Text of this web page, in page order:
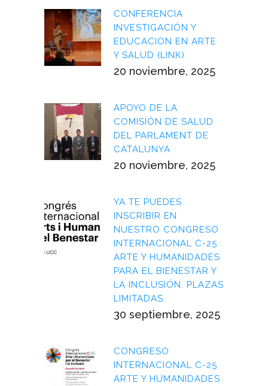
CONFERENCIA
INVESTIGACIÓN Y
EDUCACION EN ARTE
Y SALUD (LINK)
20 noviembre, 2025
APOYO DE LA
COMISIÓN DE SALUD
DEL PARLAMENT DE
CATALUNYA
20 noviembre, 2025
YA TE PUEDES
INSCRIBIR EN
NUESTRO CONGRESO
INTERNACIONAL C-25
ARTE Y HUMANIDADES
PARA EL BIENESTAR Y
LA INCLUSIÓN. PLAZAS
LIMITADAS.
30 septiembre, 2025
CONGRESO
INTERNACIONAL C-25
ARTE Y HUMANIDADES